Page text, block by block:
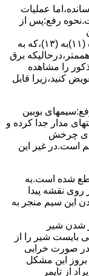
ﻋﻤﻠﯿﺎت
اﺳﺖ.نحوه رﻓﻊ:ﭘﺲ از
ﻫﯿﺪرواﺳﺘﺎت،میبایست ﮐﻨﺘﺎﮐﺖ ﻣﺸﺘﺮک شماره (۱۱)به (۱۳)،ﮐﻪ ﺑﻪ
ﺑﺮق
را ﻣﺸﺎﻫﺪه
ﮐﻨﯿﺪ،زﯾﺮا قابل
ﺑﻮﺑﯿﻦ
ﻣﺪار ﺟﺪا کرده و
ﺻﺪای ﭼﺮﺧﺶ
اﺳﺖ.در ﻏﯿﺮ اﯾﻦ
ﻗﻄﻊ ﺷﺪه اﺳﺖ.به
ﻧﻘﺸﻪ ﭘﯿﺪا
اﯾﻦ ﺳﯿﻢ ﻣﻨﺠﺮ ﺑﻪ
ﺷﺪن ﺷﯿﺮ
بایست ﺷﯿﺮ را از
صورت خرابی
بروز این مشکل
از تایمر